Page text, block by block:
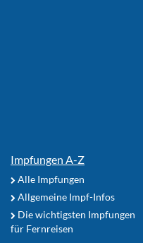
Impfungen A-Z
Alle Impfungen
Allgemeine Impf-Infos
Die wichtigsten Impfungen
für Fernreisen